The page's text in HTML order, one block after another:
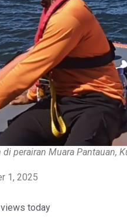
di perairan Muara Pantauan,
1, 2025
today